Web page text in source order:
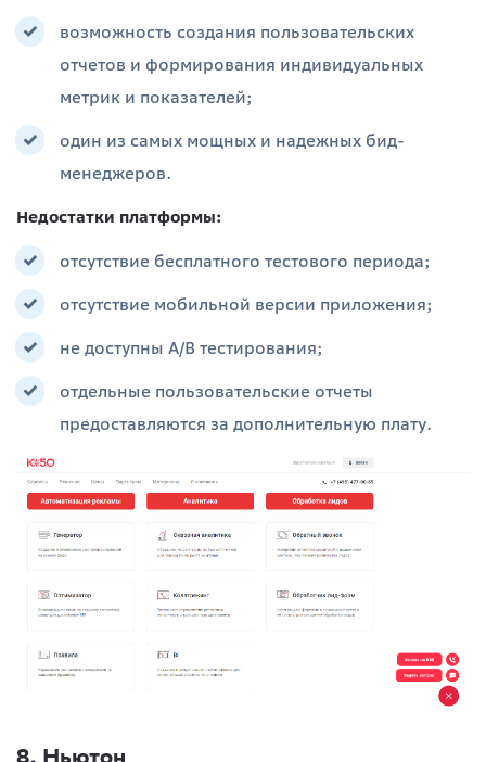
возможность создания пользовательских
отчетов и формирования индивидуальных
метрик и показателей;
один из самых мощных и надежных бид-
менеджеров.
Недостатки платформы:
отсутствие бесплатного тестового периода;
отсутствие мобильной версии приложения;
не доступны A/B тестирования;
отдельные пользовательские отчеты
предоставляются за дополнительную плату.
8. Ньютон